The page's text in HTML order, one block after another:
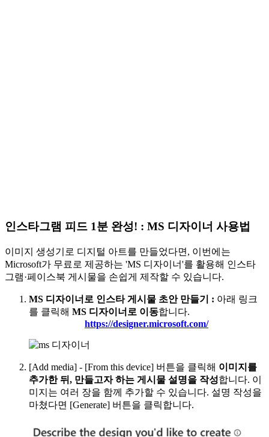
인스타그램 피드 1분 완성! : MS 디자이너 사용법
이미지 생성기로 디지털 아트를 만들었다면, 이번에는
Microsoft가 무료로 제공하는 'MS 디자이너'를 활용해 인스타
그램·페이스북 게시물을 손쉽게 제작할 수 있습니다.
MS 디자이너로 인스타 게시물 초안 만들기 : 아래 링크
를 클릭해 MS 디자이너로 이동합니다.
https://designer.microsoft.com/
[Add media] - [From this device] 버튼을 클릭해 이미지를
추가한 뒤, 만들고자 하는 게시물 설명을 작성합니다. 이
미지는 여러 장을 함께 추가할 수 있습니다. 설명 작성을
마쳤다면 [Generate] 버튼을 클릭합니다.